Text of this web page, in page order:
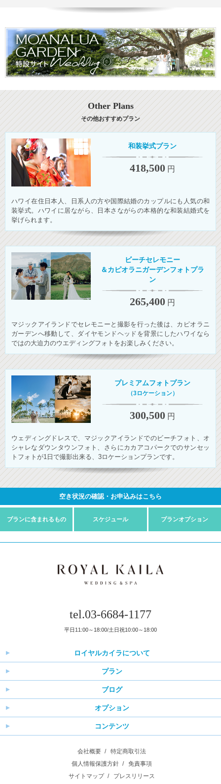
Other Plans
その他おすすめプラン
和装挙式プラン
418,500 円
ハワイ在住日本人、日系人の方や国際結婚のカップルにも人気の和
装挙式。ハワイに居ながら、日本さながらの本格的な和装結婚式を
挙げられます。
ビーチセレモニー
＆カピオラニガーデンフォトプラ
ン
265,400 円
マジックアイランドでセレモニーと撮影を行った後は、カピオラニ
ガーデンへ移動して、ダイヤモンドヘッドを背景にしたハワイなら
ではの大迫力のウエディングフォトをお楽しみください。
プレミアムフォトプラン
（3ロケーション）
300,500 円
ウェディングドレスで、マジックアイランドでのビーチフォト、オ
シャレなダウンタウンフォト、さらにカカアコパークでのサンセッ
トフォトが1日で撮影出来る、3ロケーションプランです。
空き状況の確認・お申込みはこちら
プランに含まれるもの スケジュール プランオプション
tel.03-6684-1177
平日11:00～18:00/土日祝10:00～18:00
ロイヤルカイラについて
プラン
ブログ
オプション
コンテンツ
会社概要
特定商取引法
個人情報保護方針
免責事項
サイトマップ
プレスリリース